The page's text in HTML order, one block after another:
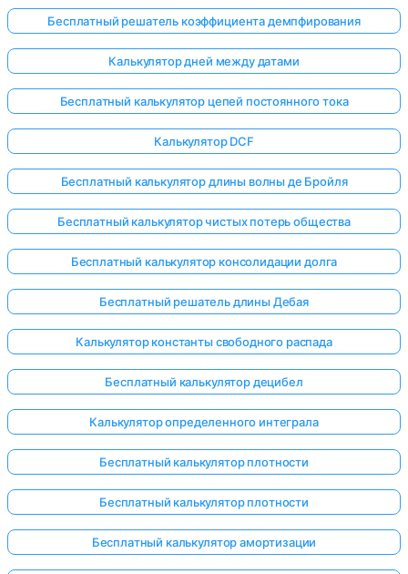
Бесплатный решатель коэффициента демпфирования
Калькулятор дней между датами
Бесплатный калькулятор цепей постоянного тока
Калькулятор DCF
Бесплатный калькулятор длины волны де Бройля
Бесплатный калькулятор чистых потерь общества
Бесплатный калькулятор консолидации долга
Бесплатный решатель длины Дебая
Калькулятор константы свободного распада
Бесплатный калькулятор децибел
Калькулятор определенного интеграла
Бесплатный калькулятор плотности
Бесплатный калькулятор плотности
Бесплатный калькулятор амортизации